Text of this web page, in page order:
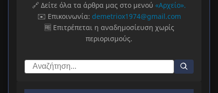
🔗 Δείτε όλα τα άρθρα μας στο μενού «Αρχείο».
✉️ Επικοινωνία: demetriox1974@gmail.com
🆓 Επιτρέπεται η αναδημοσίευση χωρίς
περιορισμούς.